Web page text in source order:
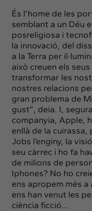
Interrelació
Clients
Insights
Actualitat
Intercanvi
Contacte
És l’home de les
semblant a un Déu
posreligiosa i
la innovació, del
a la Terra per
això creuen els
transformar les
nostres relacions
gran problema de
gust”, deia. I,
companyia, Apple,
enllà de la
Jobs l’enginy, la
seu càrrec i ho fa
de milions de
Iphones? No ho
ens apropem més
ens han venut les
ciència ficció…